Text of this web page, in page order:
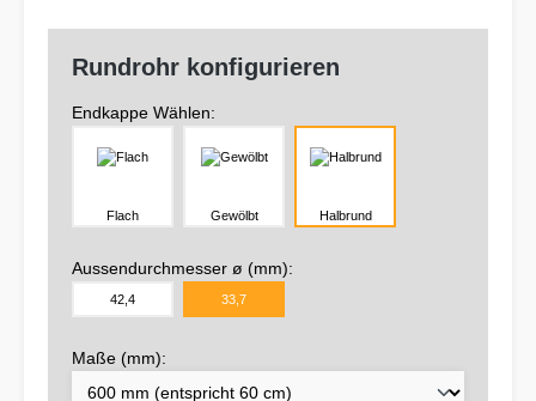
Rundrohr konfigurieren
Endkappe Wählen:
Flach Gewölbt Halbrund
Aussendurchmesser ø (mm):
42,4 33,7
Maße (mm):